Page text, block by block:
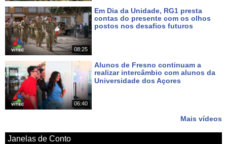
08:25
Em Dia da Unidade, RG1 presta
contas do presente com os olhos
postos nos desafios futuros
06:40
Alunos de Fresno continuam a
realizar intercâmbio com alunos da
Universidade dos Açores
Mais vídeos
Janelas de Conto